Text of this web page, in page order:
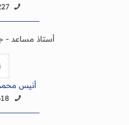
أستاذ مساعد -
أنيس